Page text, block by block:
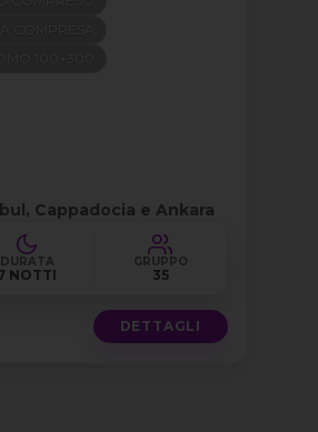
Cappadocia e Ankara
DURATA
NOTTI
GRUPPO
35
DETTAGLI